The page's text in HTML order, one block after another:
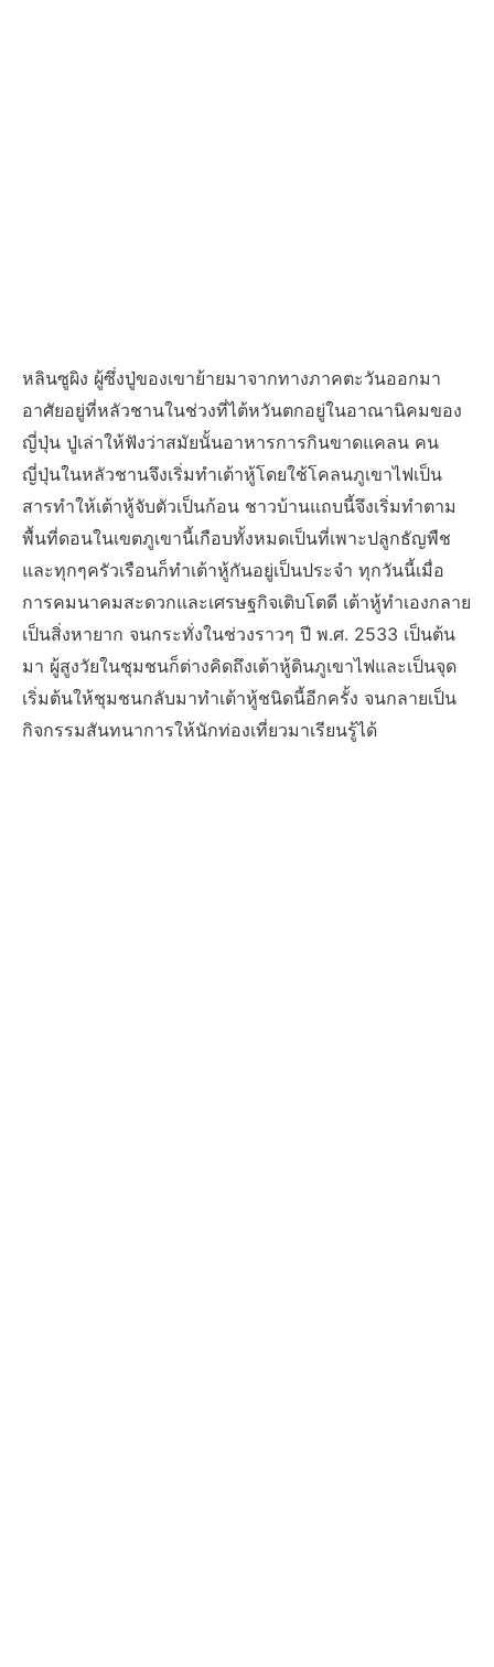
หลินซูผิง ผู้ซึ่งปู่ของเขาย้ายมาจากทางภาคตะวันออกมา
อาศัยอยู่ที่หลัวชานในช่วงที่ไต้หวันตกอยู่ในอาณานิคมของ
ญี่ปุ่น ปู่เล่าให้ฟังว่าสมัยนั้นอาหารการกินขาดแคลน คน
ญี่ปุ่นในหลัวชานจึงเริ่มทำเต้าหู้โดยใช้โคลนภูเขาไฟเป็น
สารทำให้เต้าหู้จับตัวเป็นก้อน ชาวบ้านแถบนี้จึงเริ่มทำตาม
พื้นที่ดอนในเขตภูเขานี้เกือบทั้งหมดเป็นที่เพาะปลูกธัญพืช
และทุกๆครัวเรือนก็ทำเต้าหู้กันอยู่เป็นประจำ ทุกวันนี้เมื่อ
การคมนาคมสะดวกและเศรษฐกิจเติบโตดี เต้าหู้ทำเองกลาย
เป็นสิ่งหายาก จนกระทั่งในช่วงราวๆ ปี พ.ศ. 2533 เป็นต้น
มา ผู้สูงวัยในชุมชนก็ต่างคิดถึงเต้าหู้ดินภูเขาไฟและเป็นจุด
เริ่มต้นให้ชุมชนกลับมาทำเต้าหู้ชนิดนี้อีกครั้ง จนกลายเป็น
กิจกรรมสันทนาการให้นักท่องเที่ยวมาเรียนรู้ได้